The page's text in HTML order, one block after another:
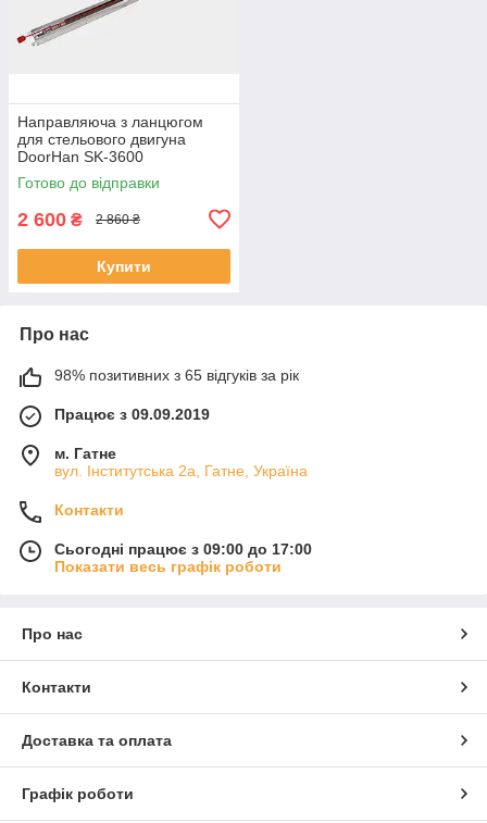
Направляюча з ланцюгом
для стельового двигуна
DoorHan SK-3600
Готово до відправки
2 600 ₴ 2 860 ₴
Купити
Про нас
98% позитивних з 65 відгуків за рік
Працює з 09.09.2019
м. Гатне
вул. Інститутська 2а, Гатне, Україна
Контакти
Сьогодні працює з 09:00 до 17:00
Показати весь графік роботи
Про нас
Контакти
Доставка та оплата
Графік роботи